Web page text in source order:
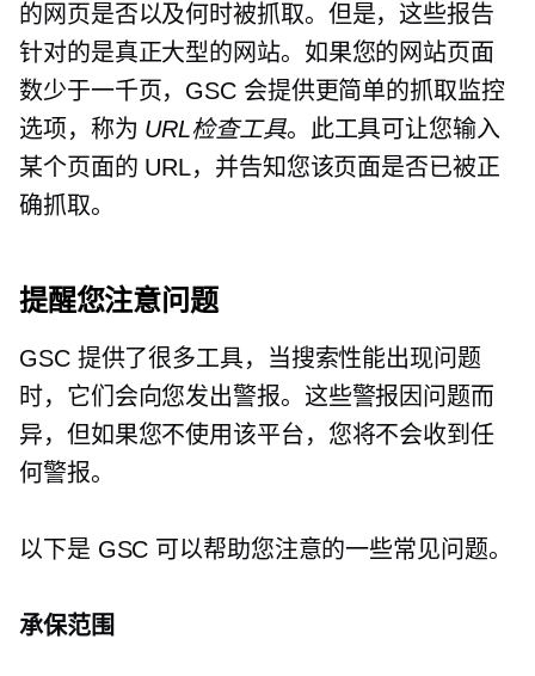
的网页是否以及何时被抓取。但是，这些报告
针对的是真正大型的网站。如果您的网站页面
数少于一千页，GSC 会提供更简单的抓取监控
选项，称为 URL检查工具。此工具可让您输入
某个页面的 URL，并告知您该页面是否已被正
确抓取。
提醒您注意问题
GSC 提供了很多工具，当搜索性能出现问题
时，它们会向您发出警报。这些警报因问题而
异，但如果您不使用该平台，您将不会收到任
何警报。
以下是 GSC 可以帮助您注意的一些常见问题。
承保范围